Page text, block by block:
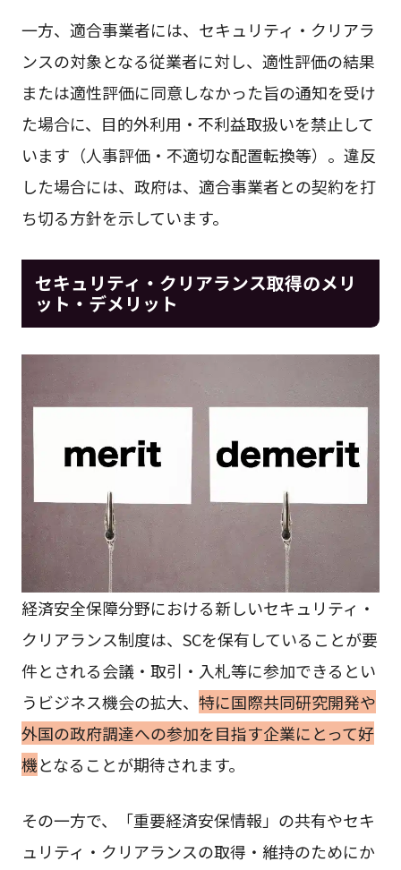
一方、適合事業者には、セキュリティ・クリアラ
ンスの対象となる従業者に対し、適性評価の結果
または適性評価に同意しなかった旨の通知を受け
た場合に、目的外利用・不利益取扱いを禁止して
います（人事評価・不適切な配置転換等）。違反
した場合には、政府は、適合事業者との契約を打
ち切る方針を示しています。
セキュリティ・クリアランス取得のメリ
ット・デメリット
経済安全保障分野における新しいセキュリティ・
クリアランス制度は、SCを保有していることが要
件とされる会議・取引・入札等に参加できるとい
うビジネス機会の拡大、 特に国際共同研究開発や
外国の政府調達への参加を目指す企業にとって好
機となることが期待されます。
その一方で、「重要経済安保情報」の共有やセキ
ュリティ・クリアランスの取得・維持のためにか